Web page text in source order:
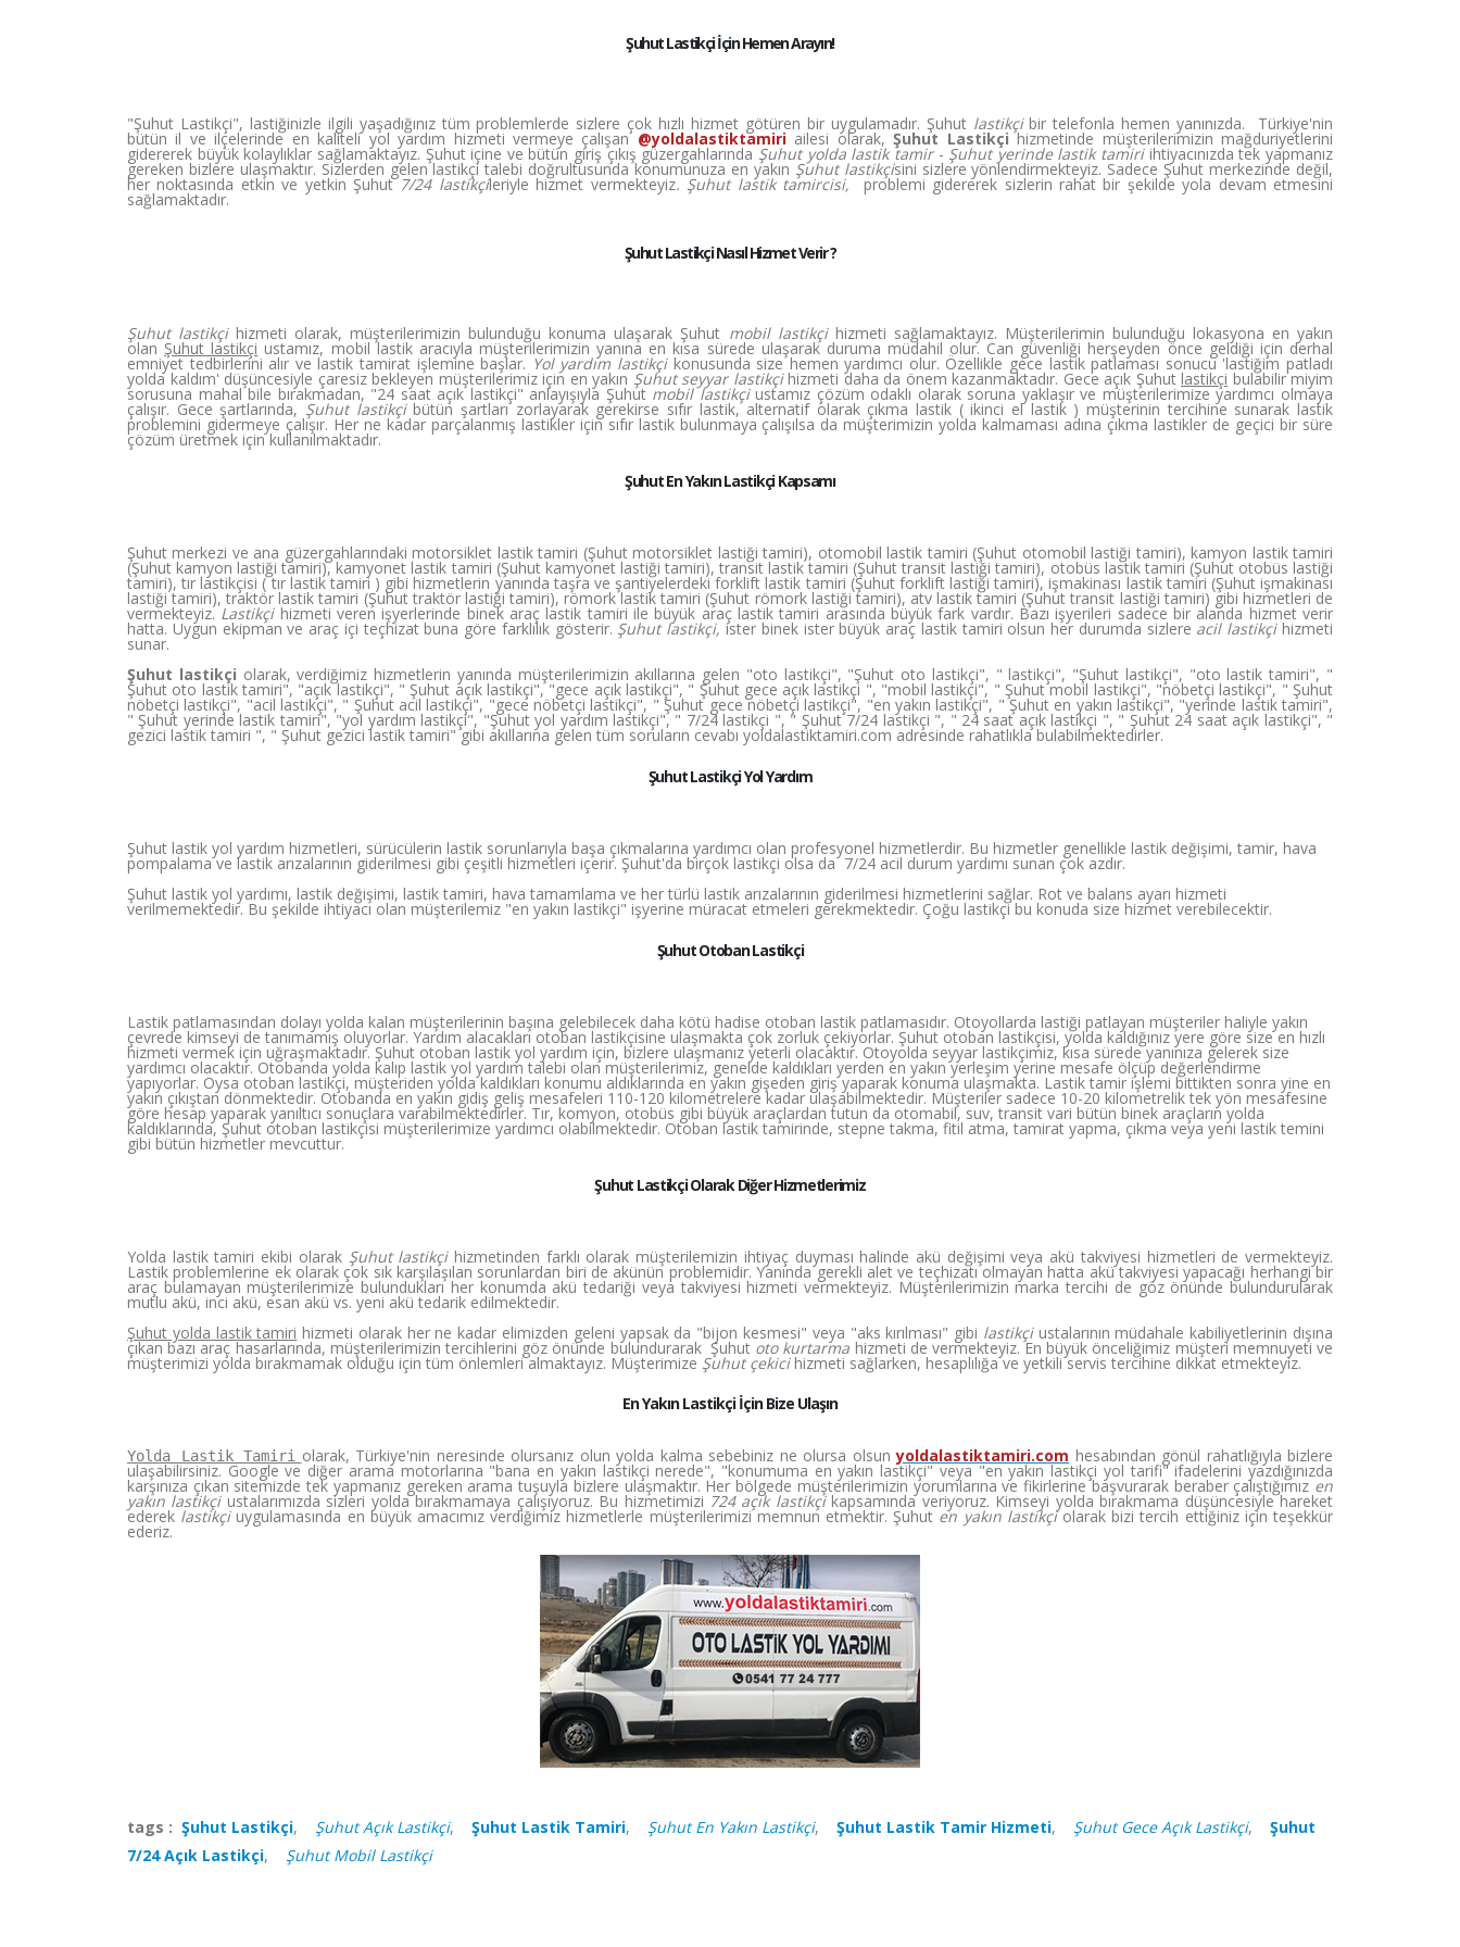
Şuhut Lastikçi İçin Hemen Arayın!
"Şuhut Lastikçi", lastiğinizle ilgili yaşadığınız tüm problemlerde sizlere çok hızlı hizmet götüren bir uygulamadır. Şuhut lastikçibir telefonla hemen yanınızda. Türkiye'nin
bütün il ve ilçelerinde en kaliteli yol yardım hizmeti vermeye çalışan @yoldalastiktamiriailesi olarak,Şuhut Lastikçi hizmetinde müşterilerimizin mağduriyetlerini
gidererek büyük kolaylıklar sağlamaktayız. Şuhut içine ve bütün giriş çıkış güzergahlarında Şuhut yolda lastik tamir- Şuhut yerinde lastik tamiriihtiyacınızda tek yapmanız
gereken bizlere ulaşmaktır. Sizlerden gelen lastikçi talebi doğrultusunda konumunuza en yakın Şuhut lastikçisini sizlere yönlendirmekteyiz. Sadece Şuhut merkezinde değil,
her noktasında etkin ve yetkin Şuhut7/24 lastikçileriyle hizmet vermekteyiz. Şuhut lastik tamircisi, problemi gidererek sizlerin rahat bir şekilde yola devam etmesini
sağlamaktadır.
Şuhut Lastikçi Nasıl Hizmet Verir ?
Şuhut lastikçihizmeti olarak, müşterilerimizin bulunduğu konuma ulaşarak Şuhut mobil lastikçihizmeti sağlamaktayız. Müşterilerimin bulunduğu lokasyona en yakın
olanŞuhut lastikçi ustamız, mobil lastik aracıyla müşterilerimizin yanına en kısa sürede ulaşarak duruma müdahil olur. Can güvenliği herşeyden önce geldiği için derhal
emniyet tedbirlerini alır ve lastik tamirat işlemine başlar. Yol yardım lastikçikonusunda size hemen yardımcı olur. Özellikle gece lastik patlaması sonucu 'lastiğim patladı
yolda kaldım' düşüncesiyle çaresiz bekleyen müşterilerimiz için en yakın Şuhut seyyar lastikçihizmeti daha da önem kazanmaktadır. Gece açık Şuhut lastikçi bulabilir miyim
sorusuna mahal bile bırakmadan, "24 saat açık lastikçi" anlayışıyla Şuhut mobil lastikçiustamız çözüm odaklı olarak soruna yaklaşır ve müşterilerimize yardımcı olmaya
çalışır. Gece şartlarında, Şuhut lastikçibütün şartları zorlayarak gerekirse sıfır lastik, alternatif olarak çıkma lastik ( ikinci el lastik ) müşterinin tercihine sunarak lastik
problemini gidermeye çalışır. Her ne kadar parçalanmış lastikler için sıfır lastik bulunmaya çalışılsa da müşterimizin yolda kalmaması adına çıkma lastikler de geçici bir süre
çözüm üretmek için kullanılmaktadır.
Şuhut En Yakın Lastikçi Kapsamı
Şuhut merkezi ve ana güzergahlarındaki motorsiklet lastik tamiri (Şuhut motorsiklet lastiği tamiri), otomobil lastik tamiri (Şuhut otomobil lastiği tamiri), kamyon lastik tamiri
(Şuhut kamyon lastiği tamiri), kamyonet lastik tamiri (Şuhut kamyonet lastiği tamiri), transit lastik tamiri (Şuhut transit lastiği tamiri), otobüs lastik tamiri (Şuhut otobüs lastiği
tamiri), tır lastikçisi ( tır lastik tamiri ) gibi hizmetlerin yanında taşra ve şantiyelerdeki forklift lastik tamiri (Şuhut forklift lastiği tamiri), işmakinası lastik tamiri (Şuhut işmakinası
lastiği tamiri), traktör lastik tamiri (Şuhut traktör lastiği tamiri), römork lastik tamiri (Şuhut römork lastiği tamiri), atv lastik tamiri (Şuhut transit lastiği tamiri) gibi hizmetleri de
vermekteyiz.Lastikçihizmeti veren işyerlerinde binek araç lastik tamiri ile büyük araç lastik tamiri arasında büyük fark vardır. Bazı işyerileri sadece bir alanda hizmet verir
hatta. Uygun ekipman ve araç içi teçhizat buna göre farklılık gösterir. Şuhut lastikçi,ister binek ister büyük araç lastik tamiri olsun her durumda sizlere acil lastikçihizmeti
sunar.
Şuhut lastikçi olarak, verdiğimiz hizmetlerin yanında müşterilerimizin akıllarına gelen "oto lastikçi", "Şuhut oto lastikçi", " lastikçi", "Şuhut lastikçi", "oto lastik tamiri", "
Şuhut oto lastik tamiri", "açık lastikçi", " Şuhut açık lastikçi", "gece açık lastikçi", " Şuhut gece açık lastikçi ", "mobil lastikçi", " Şuhut mobil lastikçi", "nöbetçi lastikçi", " Şuhut
nöbetçi lastikçi", "acil lastikçi", " Şuhut acil lastikçi", "gece nöbetçi lastikçi", " Şuhut gece nöbetçi lastikçi", "en yakın lastikçi", " Şuhut en yakın lastikçi", "yerinde lastik tamiri",
" Şuhut yerinde lastik tamiri", "yol yardım lastikçi", "Şuhut yol yardım lastikçi", " 7/24 lastikçi ", " Şuhut 7/24 lastikçi ", " 24 saat açık lastikçi ", " Şuhut 24 saat açık lastikçi", "
gezici lastik tamiri ", " Şuhut gezici lastik tamiri" gibi akıllarına gelen tüm soruların cevabı yoldalastiktamiri.com adresinde rahatlıkla bulabilmektedirler.
Şuhut Lastikçi Yol Yardım
Şuhut lastik yol yardım hizmetleri, sürücülerin lastik sorunlarıyla başa çıkmalarına yardımcı olan profesyonel hizmetlerdir. Bu hizmetler genellikle lastik değişimi, tamir, hava
pompalama ve lastik arızalarının giderilmesi gibi çeşitli hizmetleri içerir. Şuhut'da birçok lastikçi olsa da 7/24 acil durum yardımı sunan çok azdır.
Şuhut lastik yol yardımı, lastik değişimi, lastik tamiri, hava tamamlama ve her türlü lastik arızalarının giderilmesi hizmetlerini sağlar. Rot ve balans ayarı hizmeti
verilmemektedir. Bu şekilde ihtiyacı olan müşterilemiz "en yakın lastikçi" işyerine müracat etmeleri gerekmektedir. Çoğu lastikçi bu konuda size hizmet verebilecektir.
Şuhut Otoban Lastikçi
Lastik patlamasından dolayı yolda kalan müşterilerinin başına gelebilecek daha kötü hadise otoban lastik patlamasıdır. Otoyollarda lastiği patlayan müşteriler haliyle yakın
çevrede kimseyi de tanımamış oluyorlar. Yardım alacakları otoban lastikçisine ulaşmakta çok zorluk çekiyorlar. Şuhut otoban lastikçisi, yolda kaldığınız yere göre size en hızlı
hizmeti vermek için uğraşmaktadır. Şuhut otoban lastik yol yardım için, bizlere ulaşmanız yeterli olacaktır. Otoyolda seyyar lastikçimiz, kısa sürede yanınıza gelerek size
yardımcı olacaktır. Otobanda yolda kalıp lastik yol yardım talebi olan müşterilerimiz, genelde kaldıkları yerden en yakın yerleşim yerine mesafe ölçüp değerlendirme
yapıyorlar. Oysa otoban lastikçi, müşteriden yolda kaldıkları konumu aldıklarında en yakın gişeden giriş yaparak konuma ulaşmakta. Lastik tamir işlemi bittikten sonra yine en
yakın çıkıştan dönmektedir. Otobanda en yakın gidiş geliş mesafeleri 110-120 kilometrelere kadar ulaşabilmektedir. Müşteriler sadece 10-20 kilometrelik tek yön mesafesine
göre hesap yaparak yanıltıcı sonuçlara varabilmektedirler. Tır, komyon, otobüs gibi büyük araçlardan tutun da otomabil, suv, transit vari bütün binek araçların yolda
kaldıklarında, Şuhut otoban lastikçisi müşterilerimize yardımcı olabilmektedir. Otoban lastik tamirinde, stepne takma, fitil atma, tamirat yapma, çıkma veya yeni lastik temini
gibi bütün hizmetler mevcuttur.
Şuhut Lastikçi Olarak Diğer Hizmetlerimiz
Yolda lastik tamiri ekibi olarak Şuhut lastikçihizmetinden farklı olarak müşterilemizin ihtiyaç duyması halinde akü değişimi veya akü takviyesi hizmetleri de vermekteyiz.
Lastik problemlerine ek olarak çok sık karşılaşılan sorunlardan biri de akünün problemidir. Yanında gerekli alet ve teçhizatı olmayan hatta akü takviyesi yapacağı herhangi bir
araç bulamayan müşterilerimize bulundukları her konumda akü tedariği veya takviyesi hizmeti vermekteyiz. Müşterilerimizin marka tercihi de göz önünde bulundurularak
mutlu akü, inci akü, esan akü vs. yeni akü tedarik edilmektedir.
Şuhut yolda lastik tamiri hizmeti olarak her ne kadar elimizden geleni yapsak da "bijon kesmesi" veya "aks kırılması" gibi lastikçi ustalarının müdahale kabiliyetlerinin dışına
çıkan bazı araç hasarlarında, müşterilerimizin tercihlerini göz önünde bulundurarak Şuhut oto kurtarma hizmeti de vermekteyiz. En büyük önceliğimiz müşteri memnuyeti ve
müşterimizi yolda bırakmamak olduğu için tüm önlemleri almaktayız. Müşterimize Şuhut çekicihizmeti sağlarken, hesaplılığa ve yetkili servis tercihine dikkat etmekteyiz.
En Yakın Lastikçi İçin Bize Ulaşın
Yolda Lastik Tamiri olarak, Türkiye'nin neresinde olursanız olun yolda kalma sebebiniz ne olursa olsunyoldalastiktamiri.com hesabından gönül rahatlığıyla bizlere
ulaşabilirsiniz. Google ve diğer arama motorlarına "bana en yakın lastikçi nerede", "konumuma en yakın lastikçi" veya "en yakın lastikçi yol tarifi" ifadelerini yazdığınızda
karşınıza çıkan sitemizde tek yapmanız gereken arama tuşuyla bizlere ulaşmaktır. Her bölgede müşterilerimizin yorumlarına ve fikirlerine başvurarak beraber çalıştığımız en
yakın lastikçiustalarımızda sizleri yolda bırakmamaya çalışıyoruz. Bu hizmetimizi 724 açık lastikçikapsamında veriyoruz. Kimseyi yolda bırakmama düşüncesiyle hareket
ederek lastikçiuygulamasında en büyük amacımız verdiğimiz hizmetlerle müşterilerimizi memnun etmektir. Şuhut en yakın lastikçiolarak bizi tercih ettiğiniz için teşekkür
ederiz.
tags : Şuhut Lastikçi, Şuhut Açık Lastikçi, Şuhut Lastik Tamiri, Şuhut En Yakın Lastikçi, Şuhut Lastik Tamir Hizmeti, Şuhut Gece Açık Lastikçi, Şuhut
7/24 Açık Lastikçi, Şuhut Mobil Lastikçi